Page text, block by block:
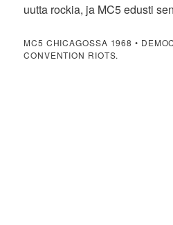
uutta rockia, ja MC5 edusti
MC5 CHICAGOSSA 1968 •
CONVENTION RIOTS.